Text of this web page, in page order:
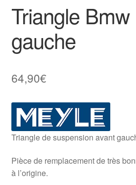
Triangle
gauche
64,90€
Triangle de suspension avant
Pièce de remplacement de très
à l’origine.